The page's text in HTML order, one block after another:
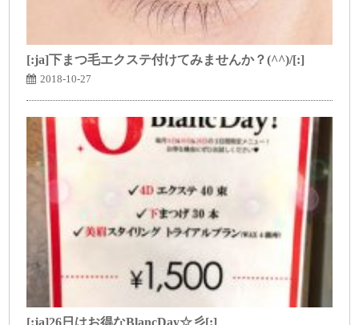
[:ja]下まつ毛エクステ付けてみませんか？(^^)/[:]
2018-10-27